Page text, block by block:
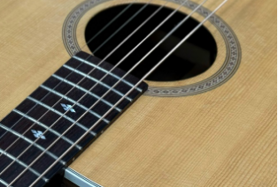
Художественный музей Мурманска
запутил видеогид по всемирной истории
и культуре
10 11 12 139 Next